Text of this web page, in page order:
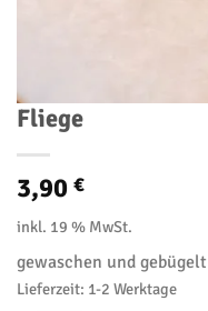
Fliege
3,90 €
inkl. 19 % MwSt.
gewaschen und gebügelt
Lieferzeit: 1-2 Werktage